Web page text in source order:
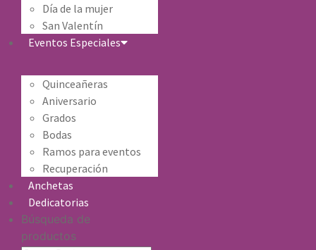
Día de la mujer
San Valentín
Eventos Especiales
Quinceañeras
Aniversario
Grados
Bodas
Ramos para eventos
Recuperación
Anchetas
Dedicatorias
Búsqueda de
productos